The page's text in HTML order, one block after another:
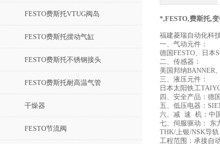
FESTO费斯托VTUG阀岛
FESTO费斯托摆动气缸
FESTO费斯托不锈钢接头
FESTO费斯托耐高温气管
干燥器
FESTO节流阀
*,FESTO,费斯托,
福建菱瑞自动化科
一、气动元件：
德国FESTO、日本
二、传感器：
美国邦纳BANNER
三、液压元件：
日本太阳铁工
四、安全产品：德
五、低压电器：
六、减 速 机：中
七、伺服驱动： 东
THK/上银/NSK导
工程范围：承接自